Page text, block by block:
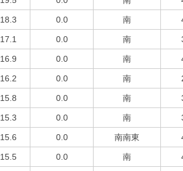
18.3 0.0 南
17.1 0.0 南
16.9 0.0 南
16.2 0.0 南
15.8 0.0 南
15.3 0.0 南
15.6 0.0 南南東
15.5 0.0 南